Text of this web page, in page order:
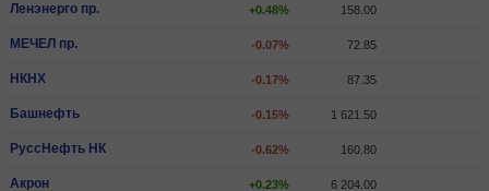
Ленэнерго пр. +0.48% 158.00
МЕЧЕЛ пр. -0.07% 72.85
НКНХ -0.17% 87.35
Башнефть -0.15% 1 621.50
РуссНефть НК -0.62% 160.80
Акрон +0.23% 6 204.00